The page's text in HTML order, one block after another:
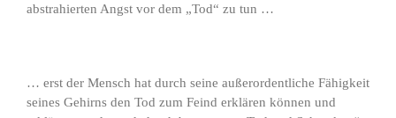
abstrahierten Angst vor dem „Tod“ zu tun …
… erst der Mensch hat durch seine außerordentliche Fähigkeit
seines Gehirns den Tod zum Feind erklären können und